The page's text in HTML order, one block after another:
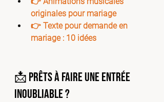
originales pour mariage
👉 Texte pour demande en
mariage : 10 idées
📩 Prêts à faire une entrée
inoubliable ?